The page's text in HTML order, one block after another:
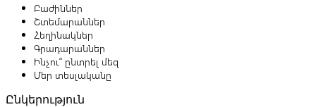
Բաժիններ
Շտեմարաններ
Հեղինակներ
Գրադարաններ
Ինչու՞ ընտրել մեզ
Մեր տեսլականը
Ընկերություն